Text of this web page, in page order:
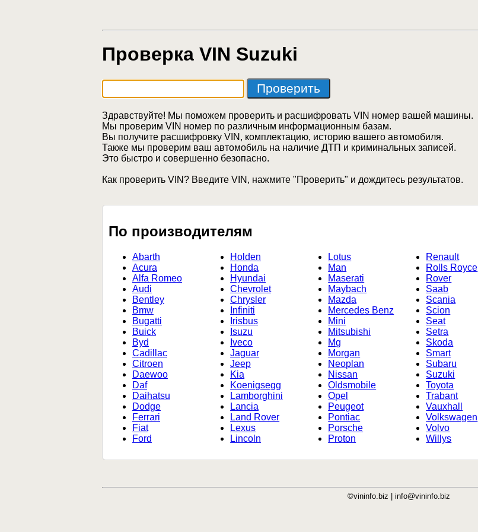
Проверка VIN Suzuki
Здравствуйте! Мы поможем проверить и расшифровать VIN номер вашей машины.
Мы проверим VIN номер по различным информационным базам.
Вы получите расшифровку VIN, комплектацию, историю вашего автомобиля.
Также мы проверим ваш автомобиль на наличие ДТП и криминальных записей.
Это быстро и совершенно безопасно.
Как проверить VIN? Введите VIN, нажмите "Проверить" и дождитесь результатов.
По производителям
Abarth Holden Lotus
Renault
Acura
Honda Man
Rolls Royce
Alfa Romeo
Hyundai Maserati
Rover
Audi
Chevrolet Maybach
Saab
Bentley
Chrysler Mazda
Scania
Bmw
Infiniti Mercedes Benz
Scion
Bugatti
Irisbus Mini
Seat
Buick
Isuzu Mitsubishi
Setra
Byd
Iveco Mg
Skoda
Cadillac
Jaguar Morgan
Smart
Citroen
Jeep Neoplan
Subaru
Daewoo
Kia Nissan
Suzuki
Daf
Koenigsegg Oldsmobile
Toyota
Daihatsu
Lamborghini Opel
Trabant
Dodge
Lancia Peugeot
Vauxhall
Ferrari
Land Rover Pontiac
Volkswagen
Fiat
Lexus Porsche
Volvo
Ford
Lincoln Proton Willys
©vininfo.biz | info@vininfo.biz